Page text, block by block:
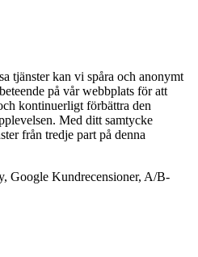
tjänster kan vi spåra och anonymt
på vår webbplats för att
kontinuerligt förbättra den
Med ditt samtycke
från tredje part på denna
Google Kundrecensioner, A/B-